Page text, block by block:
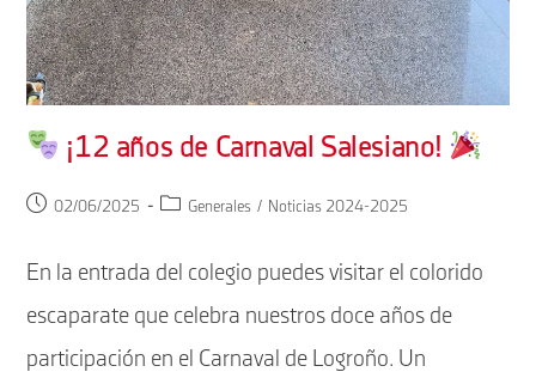
¡12 años de Carnaval Salesiano!
Publicación
entrada:
02/06/2025
Categoría
entrada:
Generales / Noticias 2024-2025
En la entrada del colegio puedes visitar el colorido
escaparate que celebra nuestros doce años de
participación en el Carnaval de Logroño. Un